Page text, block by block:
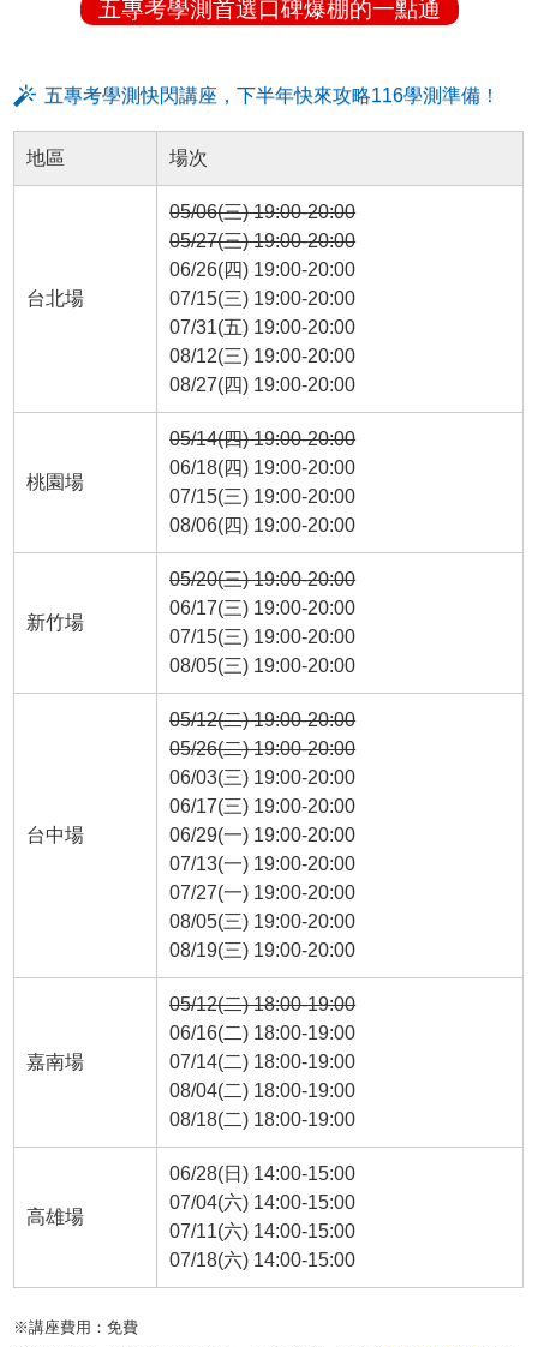
五專考學測首選口碑爆棚的一點通
五專考學測快閃講座，下半年快來攻略116學測準備！
地區 場次
台北場
05/06(三) 19:00-20:00
05/27(三) 19:00-20:00
06/26(四) 19:00-20:00
07/15(三) 19:00-20:00
07/31(五) 19:00-20:00
08/12(三) 19:00-20:00
08/27(四) 19:00-20:00
桃園場
05/14(四) 19:00-20:00
06/18(四) 19:00-20:00
07/15(三) 19:00-20:00
08/06(四) 19:00-20:00
新竹場
05/20(三) 19:00-20:00
06/17(三) 19:00-20:00
07/15(三) 19:00-20:00
08/05(三) 19:00-20:00
台中場
05/12(二) 19:00-20:00
05/26(二) 19:00-20:00
06/03(三) 19:00-20:00
06/17(三) 19:00-20:00
06/29(一) 19:00-20:00
07/13(一) 19:00-20:00
07/27(一) 19:00-20:00
08/05(三) 19:00-20:00
08/19(三) 19:00-20:00
嘉南場
05/12(二) 18:00-19:00
06/16(二) 18:00-19:00
07/14(二) 18:00-19:00
08/04(二) 18:00-19:00
08/18(二) 18:00-19:00
高雄場
06/28(日) 14:00-15:00
07/04(六) 14:00-15:00
07/11(六) 14:00-15:00
07/18(六) 14:00-15:00
※講座費用：免費